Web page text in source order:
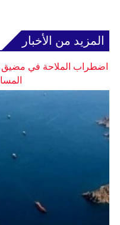
المزيد من الأخبار
اضطراب الملاحة في مضيق